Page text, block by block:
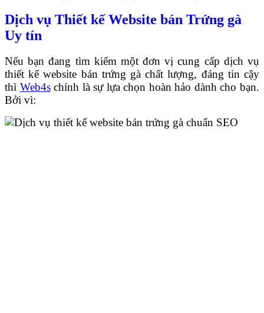
Dịch vụ Thiết kế Website bán Trứng gà
Uy tín
Nếu bạn đang tìm kiếm một đơn vị cung cấp dịch vụ
thiết kế website bán trứng gà chất lượng, đáng tin cậy
thì Web4schính là sự lựa chọn hoàn hảo dành cho bạn.
Bởi vì: